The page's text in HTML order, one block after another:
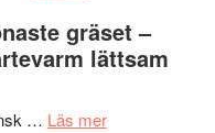
nya
titlar
årets
Shahab
Mehrabi
Filmstadens
gräset –
lättsam
… Läs merom